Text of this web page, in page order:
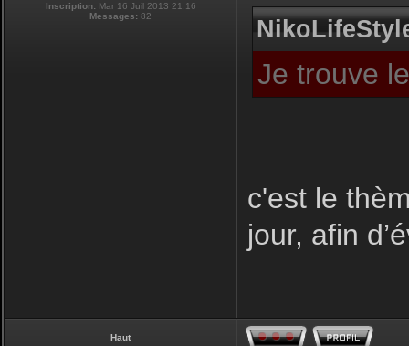
Inscription: Mar 16 Juil 2013 21:16
Messages: 82
Je trouve
c'est le
jour, afin
Haut